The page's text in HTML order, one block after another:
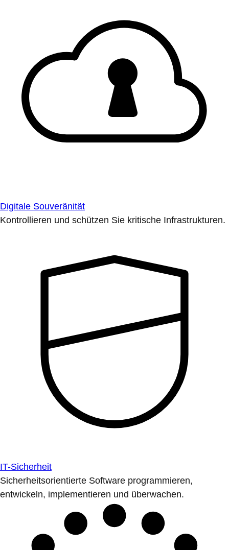
Digitale Souveränität
Kontrollieren und schützen Sie kritische Infrastrukturen.
IT-Sicherheit
Sicherheitsorientierte Software programmieren,
entwickeln, implementieren und überwachen.